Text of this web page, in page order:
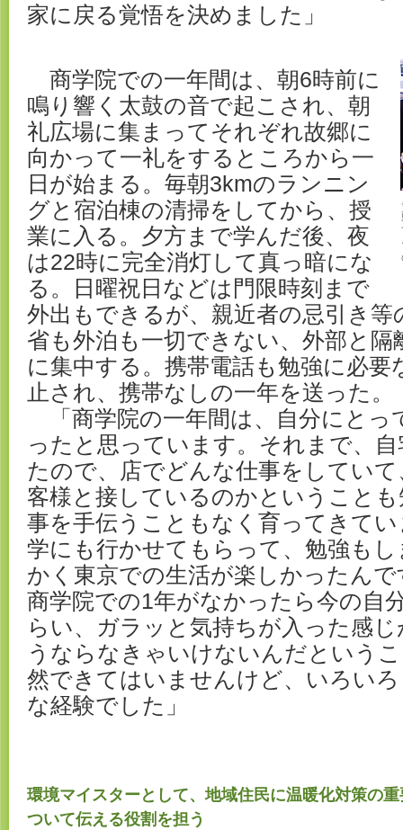
家に戻る覚悟を決めました」
商学院での一年間は、朝6時前に
鳴り響く太鼓の音で起こされ、朝
礼広場に集まってそれぞれ故郷に
向かって一礼をするところから一
日が始まる。毎朝3kmのランニン
グと宿泊棟の清掃をしてから、授
業に入る。夕方まで学んだ後、夜
は22時に完全消灯して真っ暗にな
る。日曜祝日などは門限時刻まで
外出もできるが、親近者の忌引き等
省も外泊も一切できない、外部と隔
に集中する。携帯電話も勉強に必要
止され、携帯なしの一年を送った。
「商学院の一年間は、自分にとっ
ったと思っています。それまで、
たので、店でどんな仕事をしてい
客様と接しているのかということ
事を手伝うこともなく育ってきて
学にも行かせてもらって、勉強も
かく東京での生活が楽しかったん
商学院での1年がなかったら今の自
らい、ガラッと気持ちが入った感
うならなきゃいけないんだという
然できてはいませんけど、いろい
な経験でした」
環境マイスターとして、地域住民に温暖化対策の
ついて伝える役割を担う